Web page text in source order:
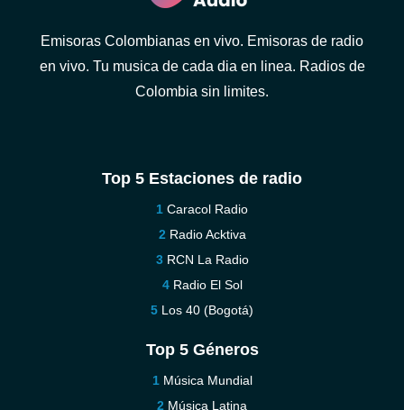
Emisoras Colombianas en vivo. Emisoras de radio
en vivo. Tu musica de cada dia en linea. Radios de
Colombia sin limites.
Top 5 Estaciones de radio
Caracol Radio
Radio Acktiva
RCN La Radio
Radio El Sol
Los 40 (Bogotá)
Top 5 Géneros
Música Mundial
Música Latina